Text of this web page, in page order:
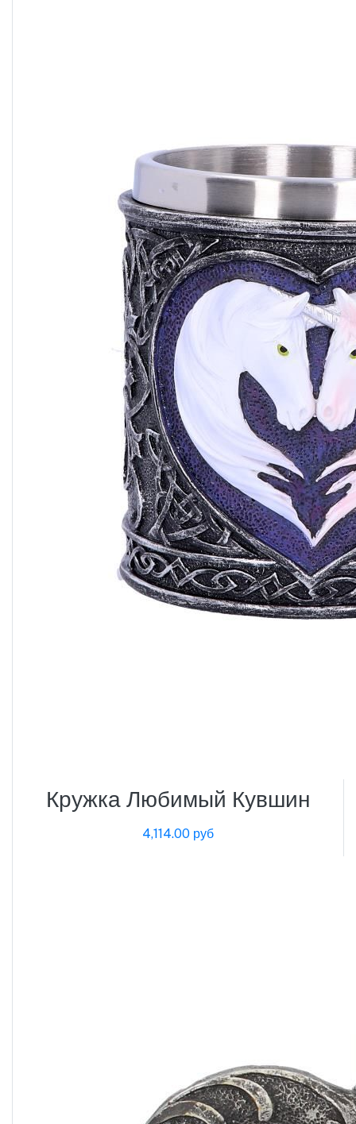
Кружка Любимый Кувшин
4,114.00 руб